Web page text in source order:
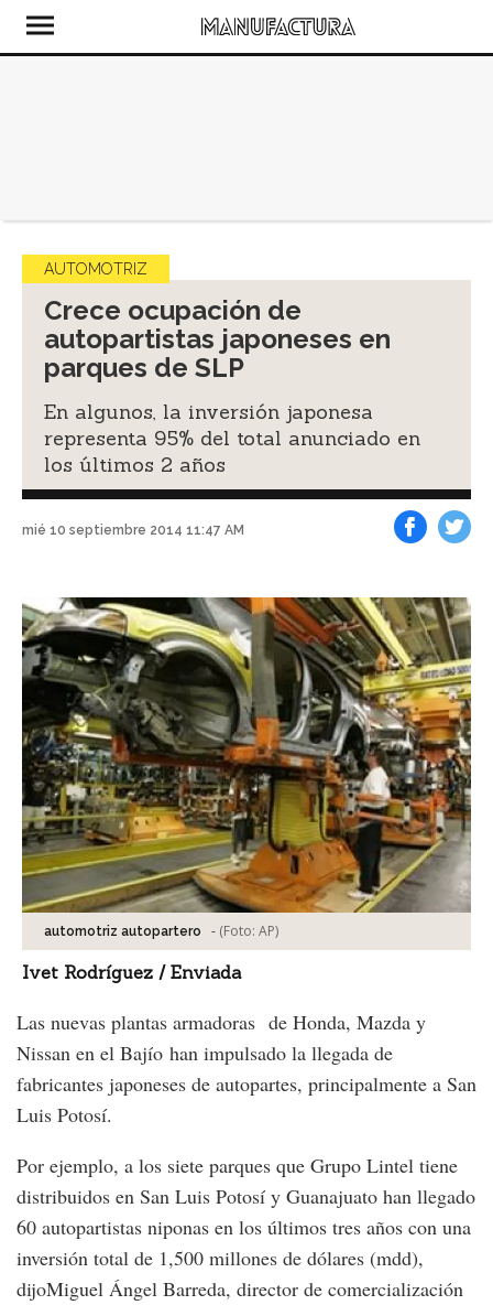
AUTOMOTRIZ
Crece ocupación de
autopartistas japoneses en
parques de SLP
En algunos, la inversión japonesa
representa 95% del total anunciado en
los últimos 2 años
mié 10 septiembre 2014 11:47 AM
automotriz autopartero - (Foto: AP)
Ivet Rodríguez / Enviada
Las nuevas plantas armadoras de Honda, Mazda y
Nissan en el Bajío han impulsado la llegada de
fabricantes japoneses de autopartes, principalmente a San
Luis Potosí.
Por ejemplo, a los siete parques que Grupo Lintel tiene
distribuidos en San Luis Potosí y Guanajuato han llegado
60 autopartistas niponas en los últimos tres años con una
inversión total de 1,500 millones de dólares (mdd),
dijoMiguel Ángel Barreda, director de comercialización